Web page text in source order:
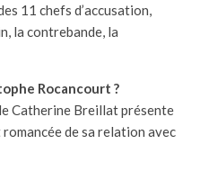
11 chefs d’accusation,
la contrebande, la
Rocancourt ?
Catherine Breillat présente
de sa relation avec